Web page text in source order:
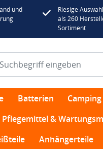
und
Riesige
als 260
Sortiment
Batterien
Pflegemittel &
Anhängerteile